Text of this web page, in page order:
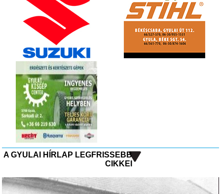
A GYULAI HÍRLAP LEGFRISSEBB
CIKKEI